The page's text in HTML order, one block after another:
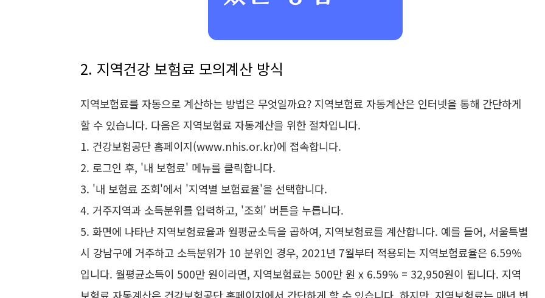
2. 지역건강 보험료 모의계산 방식
지역보험료를 자동으로 계산하는 방법은 무엇일까요? 지역보험료 자동계산은 인터넷을 통해 간단하게
할 수 있습니다. 다음은 지역보험료 자동계산을 위한 절차입니다.
1. 건강보험공단 홈페이지(www.nhis.or.kr)에 접속합니다.
2. 로그인 후, '내 보험료' 메뉴를 클릭합니다.
3. '내 보험료 조회'에서 '지역별 보험료율'을 선택합니다.
4. 거주지역과 소득분위를 입력하고, '조회' 버튼을 누릅니다.
5. 화면에 나타난 지역보험료율과 월평균소득을 곱하여, 지역보험료를 계산합니다. 예를 들어, 서울특별
시 강남구에 거주하고 소득분위가 10 분위인 경우, 2021년 7월부터 적용되는 지역보험료율은 6.59%
입니다. 월평균소득이 500만 원이라면, 지역보험료는 500만 원 x 6.59% = 32,950원이 됩니다. 지역